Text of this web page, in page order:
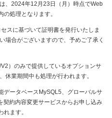
、2024年12月23日（月）時点でWeb
処理となります。
スに基づいて証明書を発行いたしま
場合がございますので、予めご了承く
）のみで提供しているオプションサ
休業期間中も処理が行われます。
データベースMySQL5、グローバルサ
契約内容変更サービスからお申し込み
ます。